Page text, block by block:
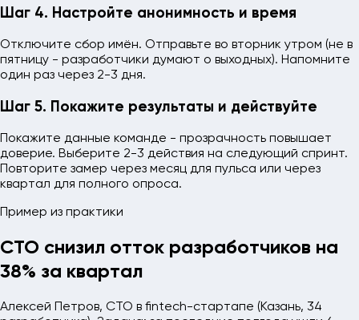
Шаг 4. Настройте анонимность и время
Отключите сбор имён. Отправьте во вторник утром (не в
пятницу - разработчики думают о выходных). Напомните
один раз через 2-3 дня.
Шаг 5. Покажите результаты и действуйте
Покажите данные команде - прозрачность повышает
доверие. Выберите 2-3 действия на следующий спринт.
Повторите замер через месяц для пульса или через
квартал для полного опроса.
Пример из практики
CTO снизил отток разработчиков на
38% за квартал
Алексей Петров, CTO в fintech-стартапе (Казань, 34